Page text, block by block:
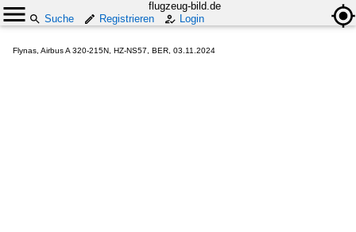
flugzeug-bild.de
Suche
Registrieren Login
Flynas, Airbus A 320-215N, HZ-NS57, BER, 03.11.2024